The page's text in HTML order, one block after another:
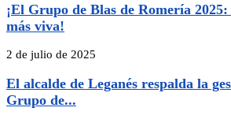
¡El Grupo de Blas de Romería
más viva!
2 de julio de 2025
El alcalde de Leganés respalda la
Grupo de...